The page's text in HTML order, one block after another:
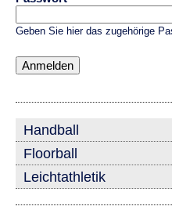
Geben Sie hier das zugehörige
Handball
Floorball
Leichtathletik